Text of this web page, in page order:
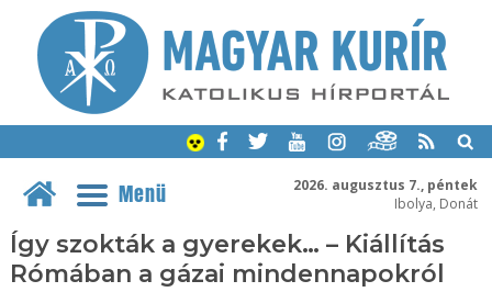
2026. augusztus 7., péntek
Ibolya, Donát
Menü
Így szokták a gyerekek… – Kiállítás
Rómában a gázai mindennapokról